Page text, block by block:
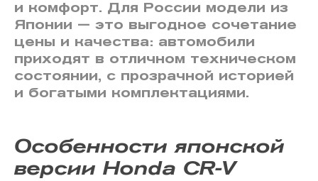
и комфорт. Для России модели из
Японии — это выгодное сочетание
цены и качества: автомобили
приходят в отличном техническом
состоянии, с прозрачной историей
и богатыми комплектациями.
Особенности японской
версии Honda CR-V